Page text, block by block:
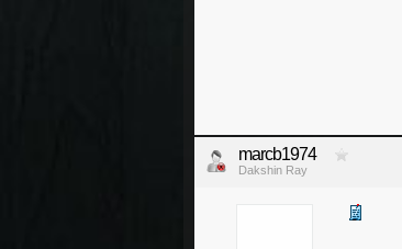
marcb1974
Dakshin Ray